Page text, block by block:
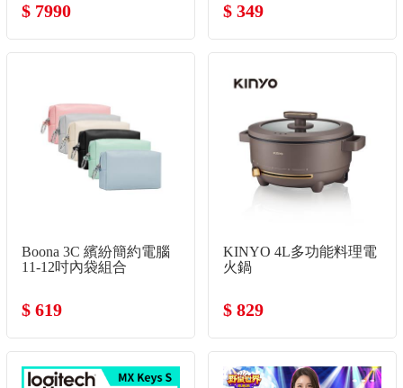
$ 7990 $ 349
Boona 3C 繽紛簡約電腦
11-12吋內袋組合
$ 619
KINYO 4L多功能料理電
火鍋
$ 829